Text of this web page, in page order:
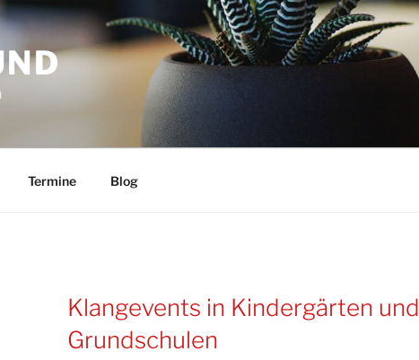
Termine Blog
Klangevents in Kindergärten und
Grundschulen